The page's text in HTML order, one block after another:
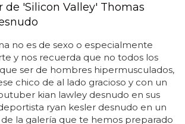
de 'Silicon Valley' Thomas
no es de sexo o especialmente
y nos recuerda que no todos los
ser de hombres hipermusculados,
chico de al lado gracioso y con un
kian lawley desnudo en sus
ryan kesler desnudo en un
de la galería que te hemos preparado